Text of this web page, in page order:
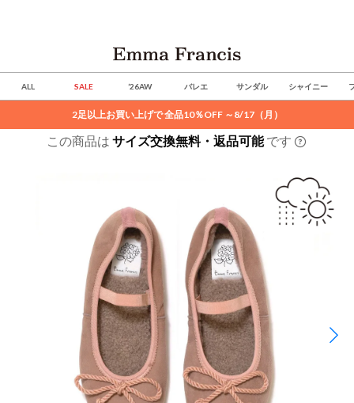
ALL SALE ’26AW バレエ サンダル シャイニー
2足以上お買い上げで 全品10％OFF ～8/17（月）
この商品は サイズ交換無料・返品可能です